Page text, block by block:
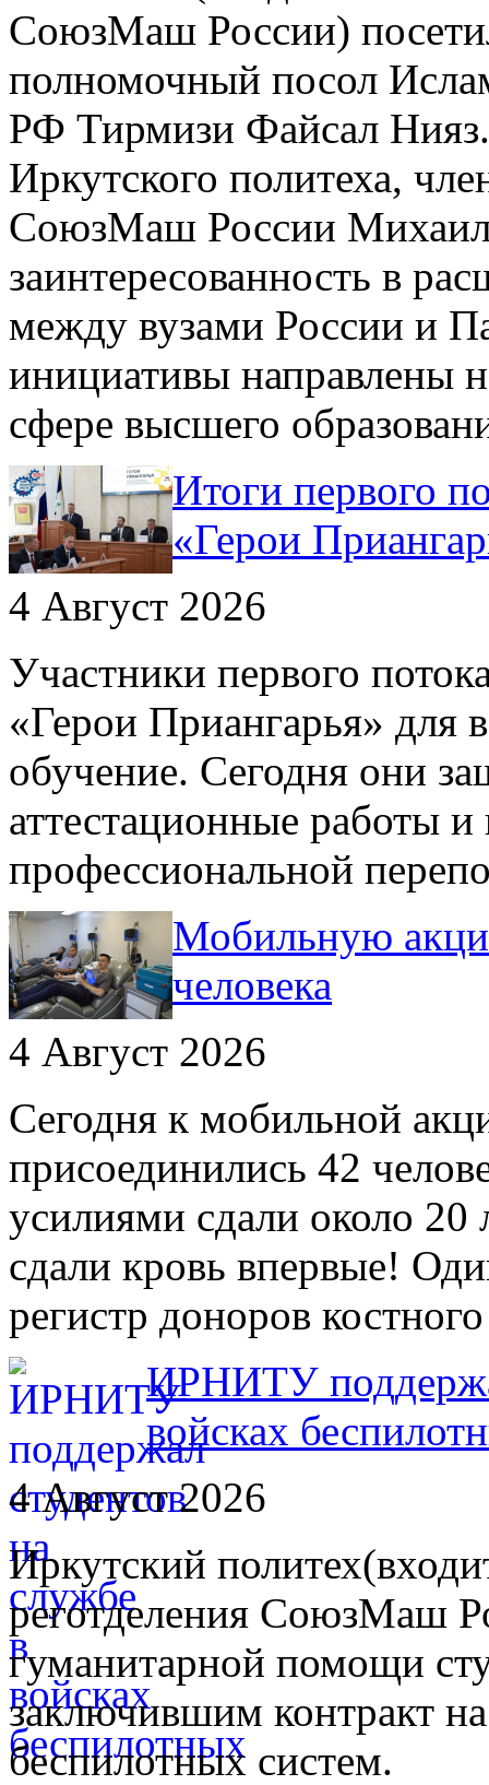
СоюзМаш России)
полномочный посол
РФ Тирмизи Файсал Нияз.
Иркутского политеха,
СоюзМаш России
заинтересованность в
между вузами России и
инициативы направлены
сфере высшего
Итоги первого
«Герои
4 Август 2026
Участники первого
«Герои Приангарья» для
обучение. Сегодня они
аттестационные работы
профессиональной
Мобильную
человека
4 Август 2026
Сегодня к мобильной
присоединились 42
усилиями сдали около 20
сдали кровь впервые!
регистр доноров
ИРНИТУ
войсках
4 Август 2026
Иркутский
реготделения СоюзМаш
гуманитарной помощи
заключившим контракт
беспилотных систем.